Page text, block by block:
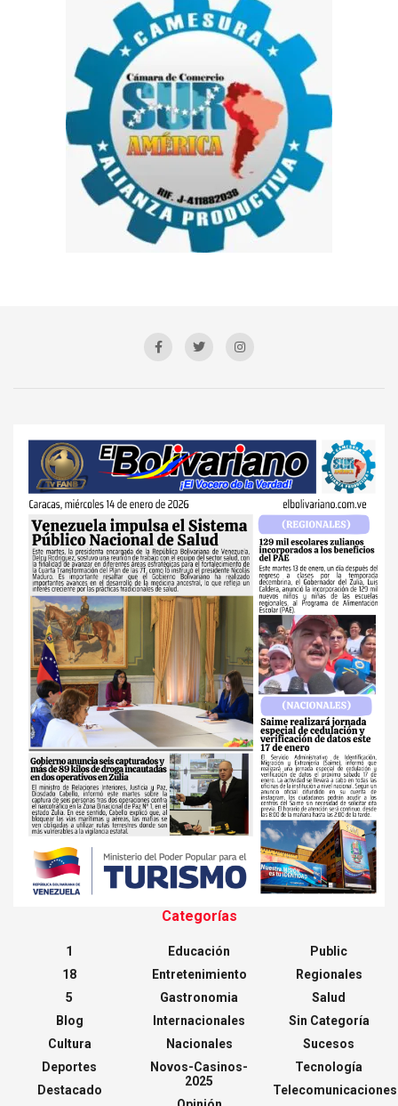
Categorías
1
18
5
Blog
Cultura
Deportes
Destacado
Educación
Entretenimiento
Gastronomia
Internacionales
Nacionales
Novos-Casinos-
2025
Public
Regionales
Salud
Sin Categoría
Sucesos
Tecnología
Telecomunicaciones